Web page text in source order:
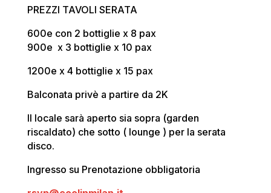
PREZZI TAVOLI SERATA
600e con 2 bottiglie x 8 pax
900e x 3 bottiglie x 10 pax
1200e x 4 bottiglie x 15 pax
Balconata privè a partire da 2K
Il locale sarà aperto sia sopra (garden
riscaldato) che sotto ( lounge ) per la serata
disco.
Ingresso su Prenotazione obbligatoria